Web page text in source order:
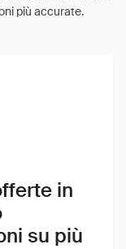
in
su più